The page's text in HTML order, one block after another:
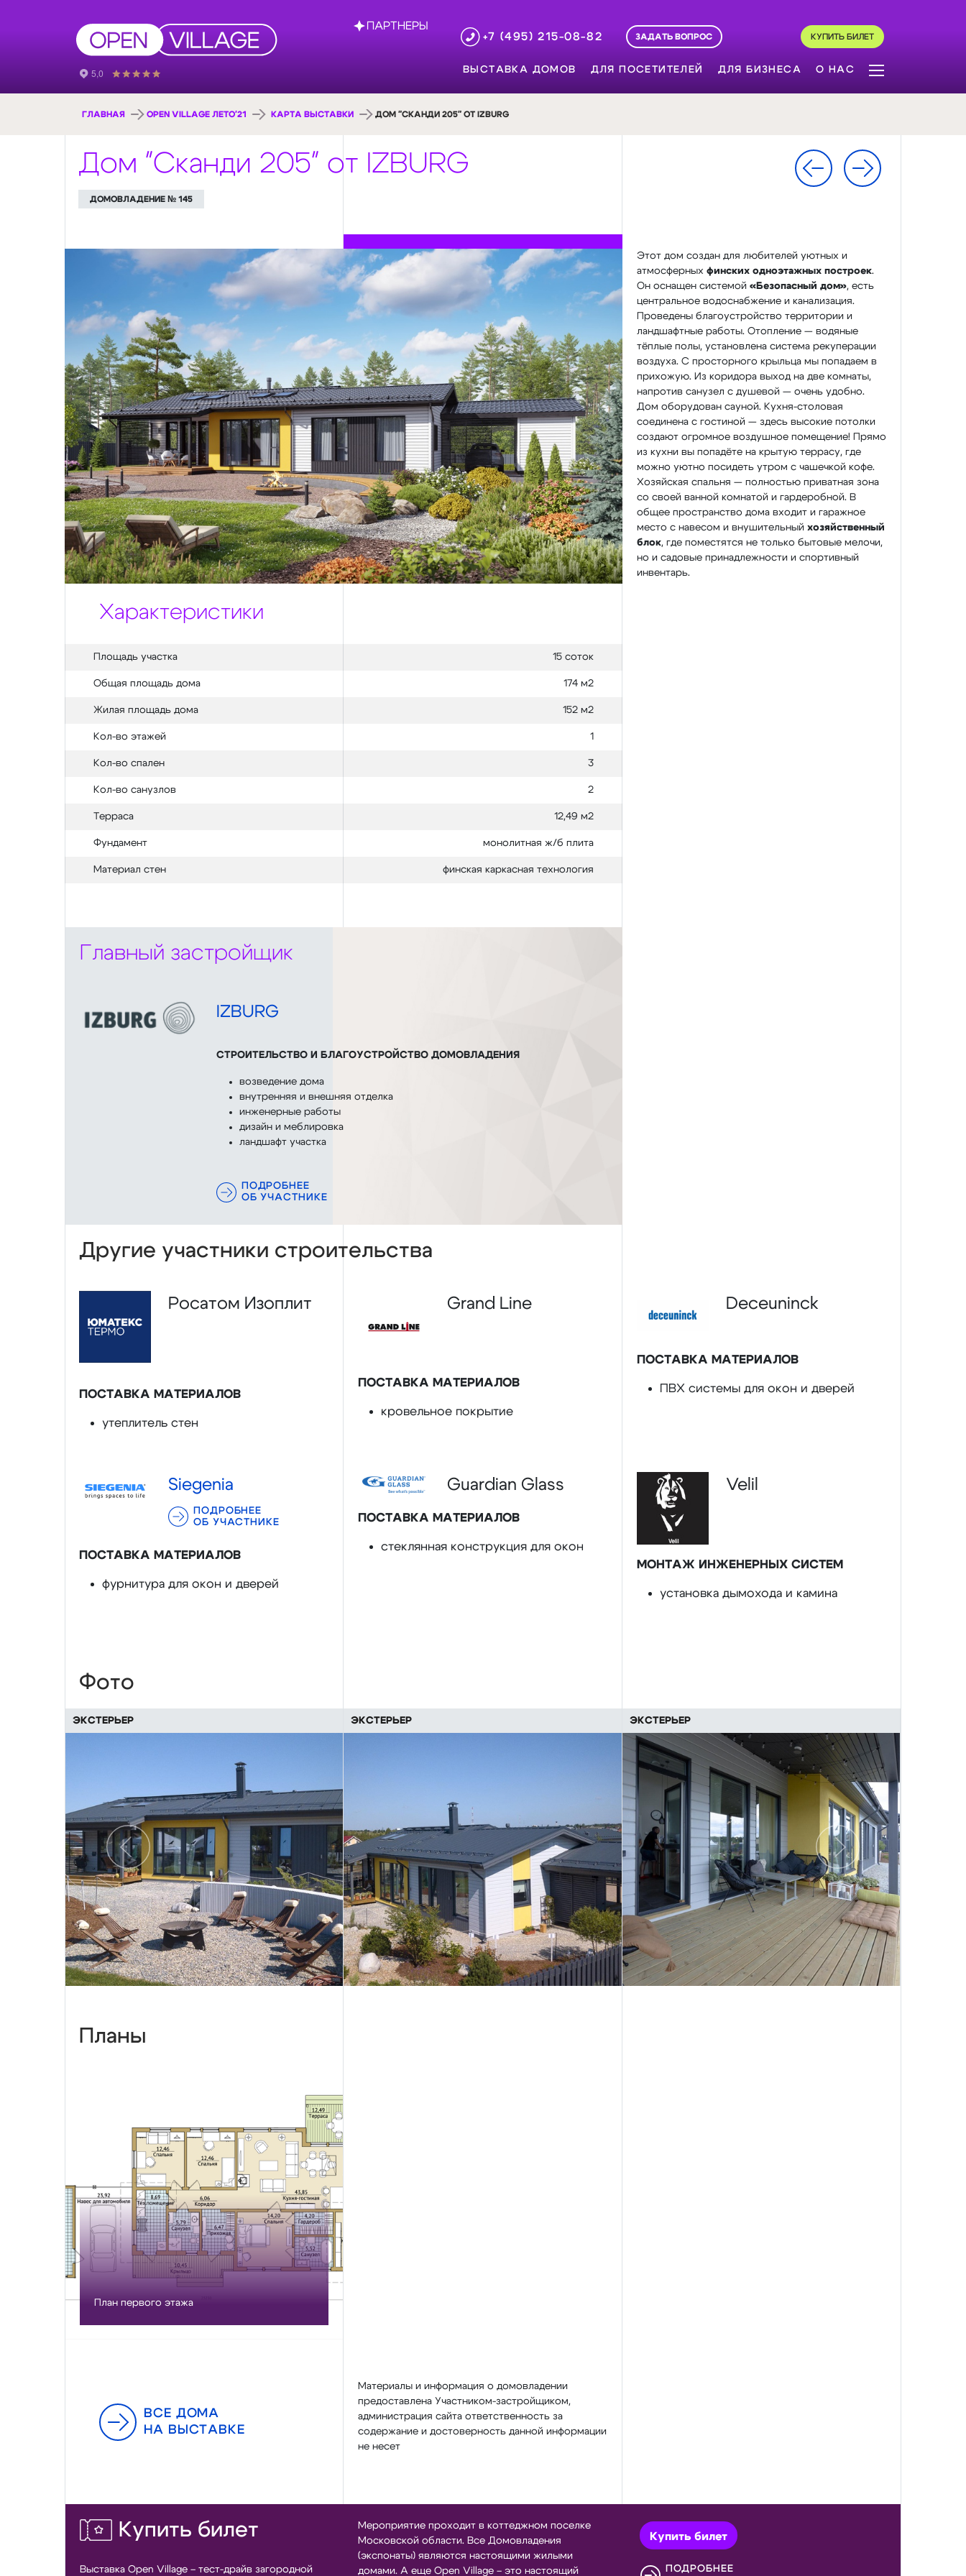
ПАРТНЕРЫ
+7 (495) 215-08-82
ЗАДАТЬ ВОПРОС КУПИТЬ БИЛЕТ
ВЫСТАВКА ДОМОВ ДЛЯ ПОСЕТИТЕЛЕЙ ДЛЯ БИЗНЕСА О НАС
ГЛАВНАЯ OPEN VILLAGE ЛЕТО'21 КАРТА ВЫСТАВКИ ДОМ "СКАНДИ 205" ОТ IZBURG
Дом "Сканди 205" от IZBURG
ДОМОВЛАДЕНИЕ № 145
Характеристики
Площадь участка 15 соток
Общая площадь дома 174 м2
Жилая площадь дома 152 м2
Кол-во этажей 1
Кол-во спален 3
Кол-во санузлов 2
Терраса 12,49 м2
Фундамент монолитная ж/б плита
Материал стен финская каркасная технология
Этот дом создан для любителей уютных и
атмосферных финских одноэтажных построек.
Он оснащен системой «Безопасный дом», есть
центральное водоснабжение и канализация.
Проведены благоустройство территории и
ландшафтные работы. Отопление — водяные
тёплые полы, установлена система рекуперации
воздуха. С просторного крыльца мы попадаем в
прихожую. Из коридора выход на две комнаты,
напротив санузел с душевой — очень удобно.
Дом оборудован сауной. Кухня-столовая
соединена с гостиной — здесь высокие потолки
создают огромное воздушное помещение! Прямо
из кухни вы попадёте на крытую террасу, где
можно уютно посидеть утром с чашечкой кофе.
Хозяйская спальня — полностью приватная зона
со своей ванной комнатой и гардеробной. В
общее пространство дома входит и гаражное
место с навесом и внушительный хозяйственный
блок, где поместятся не только бытовые мелочи,
но и садовые принадлежности и спортивный
инвентарь.
Главный застройщик
IZBURG
СТРОИТЕЛЬСТВО И БЛАГОУСТРОЙСТВО ДОМОВЛАДЕНИЯ
возведение дома
внутренняя и внешняя отделка
инженерные работы
дизайн и меблировка
ландшафт участка
ПОДРОБНЕЕ
ОБ УЧАСТНИКЕ
Другие участники строительства
Росатом Изоплит
ПОСТАВКА МАТЕРИАЛОВ
утеплитель стен
Grand Line
ПОСТАВКА МАТЕРИАЛОВ
кровельное покрытие
Deceuninck
ПОСТАВКА МАТЕРИАЛОВ
ПВХ системы для окон и дверей
Siegenia
ПОДРОБНЕЕ
ОБ УЧАСТНИКЕ
ПОСТАВКА МАТЕРИАЛОВ
фурнитура для окон и дверей
Guardian Glass
ПОСТАВКА МАТЕРИАЛОВ
стеклянная конструкция для окон
Velil
МОНТАЖ ИНЖЕНЕРНЫХ СИСТЕМ
установка дымохода и камина
Фото
ЭКСТЕРЬЕР ЭКСТЕРЬЕР ЭКСТЕРЬЕР
Предыдущий Следующий
Планы
План первого этажа
ВСЕ ДОМА
НА ВЫСТАВКЕ
Материалы и информация о домовладении
предоставлена Участником-застройщиком,
администрация сайта ответственность за
содержание и достоверность данной информации
не несет
Купить билет
Выставка Open Village – тест-драйв загородной
Мероприятие проходит в коттеджном поселке
Московской области. Все Домовладения
(экспонаты) являются настоящими жилыми
домами. А еще Open Village – это настоящий
Купить билет
ПОДРОБНЕЕ